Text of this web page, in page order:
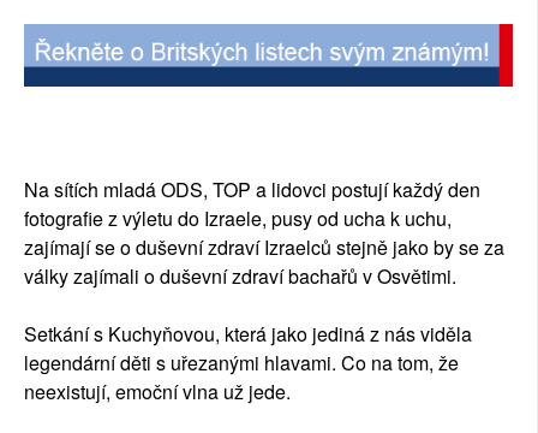
Na sítích mladá ODS, TOP a lidovci postují každý den
fotografie z výletu do Izraele, pusy od ucha k uchu,
zajímají se o duševní zdraví Izraelců stejně jako by se za
války zajímali o duševní zdraví bachařů v Osvětimi.
Setkání s Kuchyňovou, která jako jediná z nás viděla
legendární děti s uřezanými hlavami. Co na tom, že
neexistují, emoční vlna už jede.